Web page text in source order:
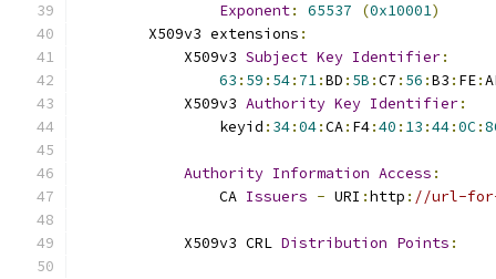
Exponent: 65537 (0x10001)
        X509v3 extensions
:
            X509v3
Subject Key Identifier:
63 : 59 : 54: 71:BD : 5B :C7 : 56 :B3 : FE:
            X509v3
Authority Key Identifier:
                keyid
: 34:04:CA: F4:40 : 13 :44:0C:
Authority Information Access :
                CA
Issuers - URI :http : //url-for-
            X509v3 CRL
Distribution Points :